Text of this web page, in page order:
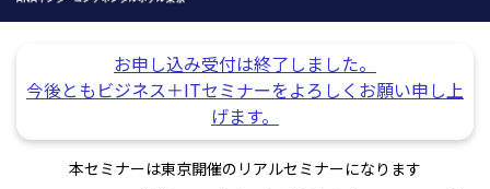
お申し込み受付は終了しました。
今後ともビジネス＋ITセミナーをよろしくお願い申し上
げます。
本セミナーは東京開催のリアルセミナーになります